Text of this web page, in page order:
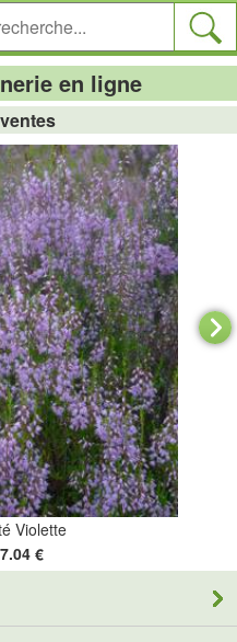
en ligne
Violette
€